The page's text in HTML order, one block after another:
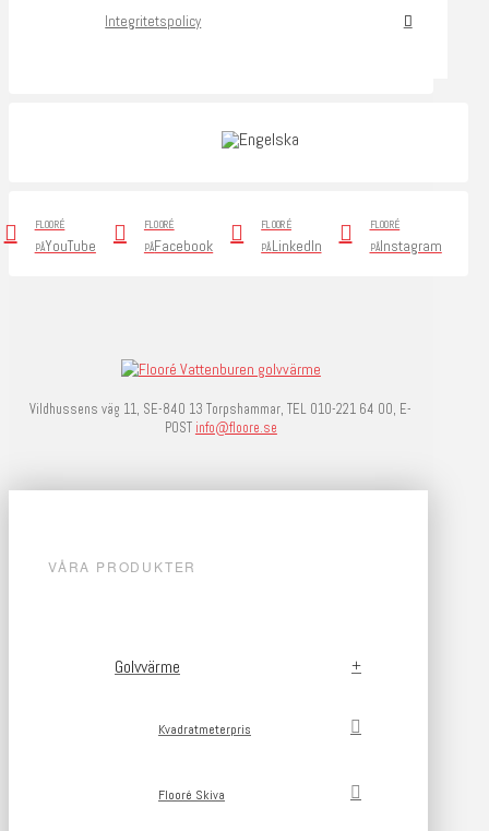
Integritetspolicy
FLOORÉ
PÅYouTube
FLOORÉ
PÅFacebook
FLOORÉ
PÅLinkedIn
FLOORÉ
PÅInstagram
Vildhussens väg 11, SE-840 13 Torpshammar, TEL 010-221 64 00, E-
POST info@floore.se
VÅRA PRODUKTER
Golvvärme
Kvadratmeterpris
Flooré Skiva